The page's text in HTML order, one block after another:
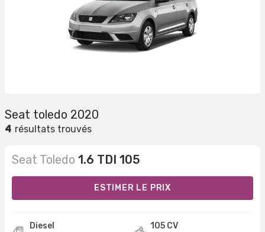
Seat toledo 2020
4 résultats trouvés
Seat Toledo 1.6 TDI 105
ESTIMER LE PRIX
Diesel 105 CV